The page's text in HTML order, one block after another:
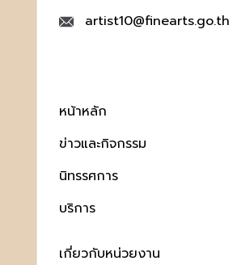
artist10@finearts.go.th
หน้าหลัก
ข่าวและกิจกรรม
นิทรรศการ
บริการ
เกี่ยวกับหน่วยงาน